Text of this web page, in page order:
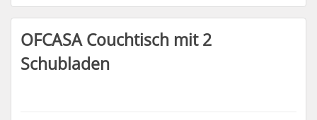
OFCASA Couchtisch mit 2
Schubladen